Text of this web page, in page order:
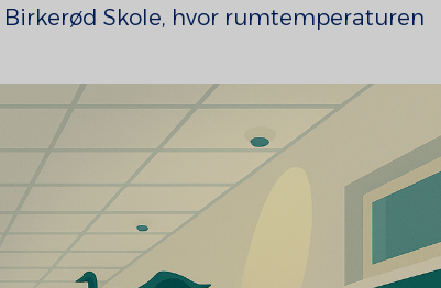
Skole, hvor rumtemperaturen